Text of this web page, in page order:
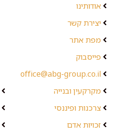
אודותינו
יצירת קשר
מפת אתר
פייסבוק
office@abg-group.co.il
מקרקעין ובנייה
צרכנות ופיננסי
זכויות אדם